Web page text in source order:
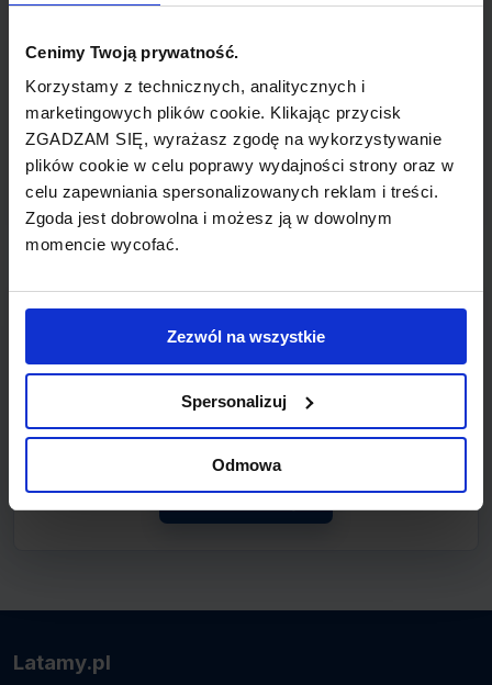
Cenimy Twoją prywatność.
Korzystamy z technicznych, analitycznych i
marketingowych plików cookie. Klikając przycisk
ZGADZAM SIĘ, wyrażasz zgodę na wykorzystywanie
plików cookie w celu poprawy wydajności strony oraz w
celu zapewniania spersonalizowanych reklam i treści.
Zgoda jest dobrowolna i możesz ją w dowolnym
momencie wycofać.
Zezwól na wszystkie
Spersonalizuj
Odmowa
REZERWACJA
online lub telefoniczna
PŁATNOŚĆ
przelew, gotówka, karta
LINIA LOTNICZA
Spanair
lotnicze.
Latamy.pl